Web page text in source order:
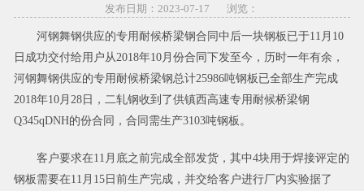
新闻资讯
产品中心
工程案例
期货订轧
类
发布日期：2023-07-17 浏览：
河钢舞钢供应的专用耐候桥梁钢合同中后一块钢板已于11月10
日成功交付给用户从2018年10月份合同下发至今，历时一年有余，
河钢舞钢供应的专用耐候桥梁钢总计25986吨钢板已全部生产完成
2018年10月28日，二轧钢收到了供镇西高速专用耐候桥梁钢
Q345qDNH的份合同，合同需生产3103吨钢板。
客户要求在11月底之前完成全部发货，其中4块用于焊接评定的
钢板需要在11月15日前生产完成，并交给客户进行厂内实验据了